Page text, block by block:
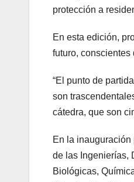
protección a
En esta edición,
futuro, conscientes
“El punto de
son
cátedra, que son
En la
de las Ingenierías,
Biológicas,